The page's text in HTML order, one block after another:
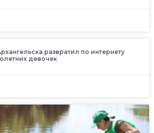
развратил по интернету
девочек